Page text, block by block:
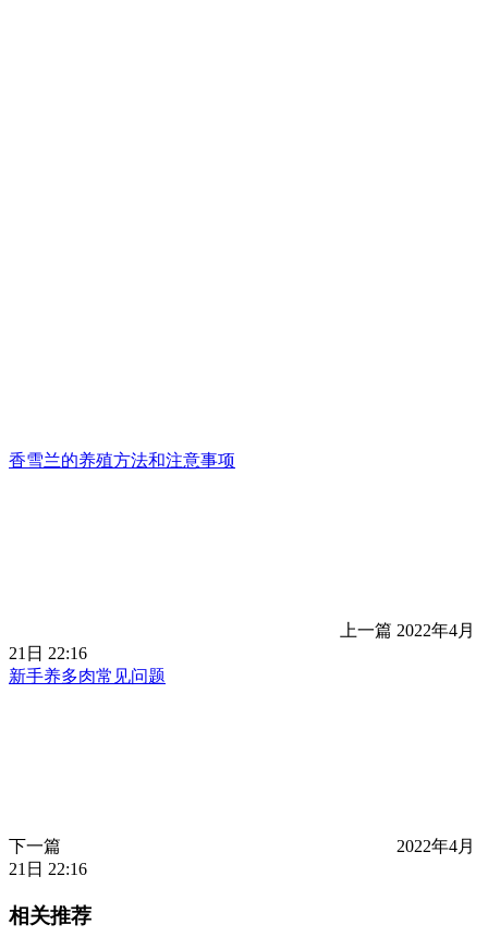
香雪兰的养殖方法和注意事项
上一篇 2022年4月
21日 22:16
新手养多肉常见问题
下一篇
2022年4月
21日 22:16
相关推荐